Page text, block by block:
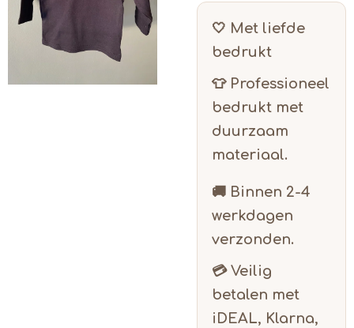
🤍 Met liefde
bedrukt
👕 Professioneel
bedrukt met
duurzaam
materiaal.
🚚 Binnen 2-4
werkdagen
verzonden.
💳 Veilig
betalen met
iDEAL, Klarna,